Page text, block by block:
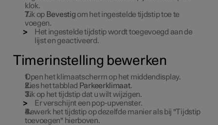
klok.
Tik op Bevestig om het ingestelde tijdstip toe te
voegen.
Het ingestelde tijdstip wordt toegevoegd aan de
lijst en geactiveerd.
Timerinstelling bewerken
Open het klimaatscherm op het middendisplay.
Kies het tabblad Parkeerklimaat.
Tik op het tijdstip dat u wilt wijzigen.
Er verschijnt een pop-upvenster.
Bewerk het tijdstip op dezelfde manier als bij "Tijdstip
toevoegen" hierboven.